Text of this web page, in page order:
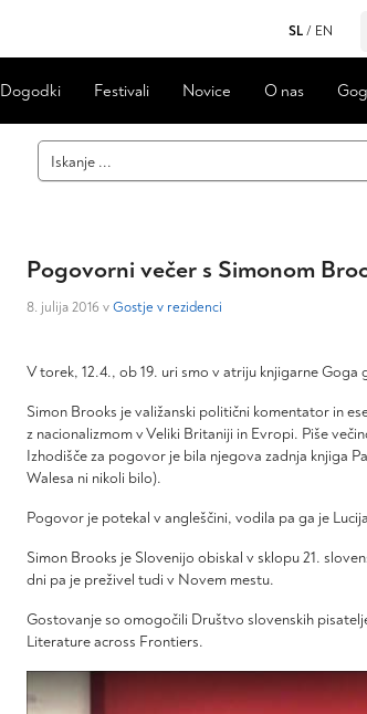
SL / EN
Dogodki Festivali Novice O nas
Pogovorni večer s Simonom
8. julija 2016 vGostje v rezidenci
V torek, 12.4., ob 19. uri smo v atriju knjigarne Goga
Simon Brooks je valižanski politični komentator in
z nacionalizmom v Veliki Britaniji in Evropi. Piše
Izhodišče za pogovor je bila njegova zadnja knjiga
Walesa ni nikoli bilo).
Pogovor je potekal v angleščini, vodila pa ga je
Simon Brooks je Slovenijo obiskal v sklopu 21.
dni pa je preživel tudi v Novem mestu.
Gostovanje so omogočili Društvo slovenskih
Literature across Frontiers.